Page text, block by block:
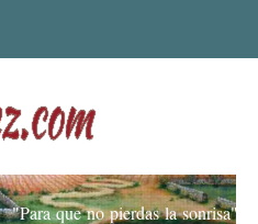
"Para que no pierdas la sonrisa"